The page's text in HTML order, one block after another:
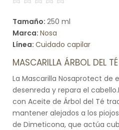
Tamaño: 250 ml
Marca: Nosa
Línea: Cuidado capilar
MASCARILLA ÁRBOL DEL
La Mascarilla Nosaprotect
desenreda y repara el
con Aceite de Árbol del Té
mantener alejados a los
de Dimeticona, que actúa